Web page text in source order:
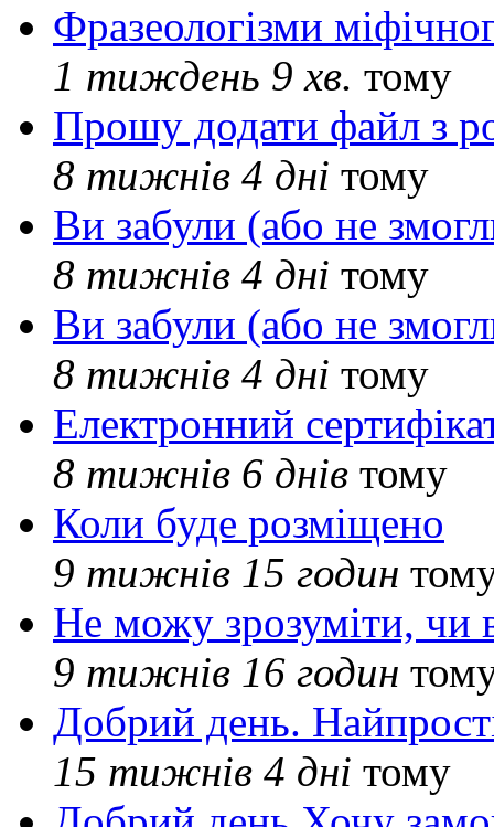
Фразеологізми
1 тиждень 9 хв. тому
Прошу додати файл з
8 тижнів 4 дні тому
Ви забули (або не
8 тижнів 4 дні тому
Ви забули (або не
8 тижнів 4 дні тому
Електронний
8 тижнів 6 днів тому
Коли буде розміщено
9 тижнів 15 годин
Не можу зрозуміти, чи
9 тижнів 16 годин
Добрий день.
15 тижнів 4 дні тому